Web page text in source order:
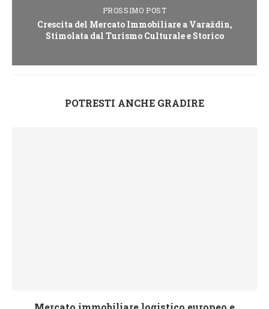
PROSSIMO POST
Crescita del Mercato Immobiliare a Varaždin,
Stimolata dal Turismo Culturale e Storico
POTRESTI ANCHE GRADIRE